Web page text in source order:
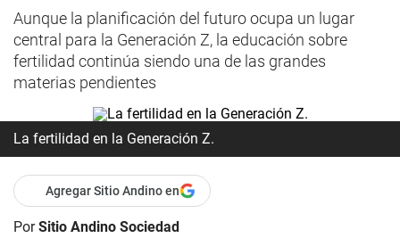
Aunque la planificación del futuro ocupa un lugar
central para la Generación Z, la educación sobre
fertilidad continúa siendo una de las grandes
materias pendientes
La fertilidad en la Generación Z.
Agregar Sitio Andino en
PorSitio Andino Sociedad